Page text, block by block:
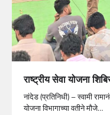
राष्ट्रीय सेवा योजना
नांदेड (प्रतिनिधी) – स्वामी
योजना विभागाच्या वतीने मौजे…